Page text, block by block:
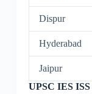
Dispur
Hyderabad
Jaipur
UPSC IES ISS